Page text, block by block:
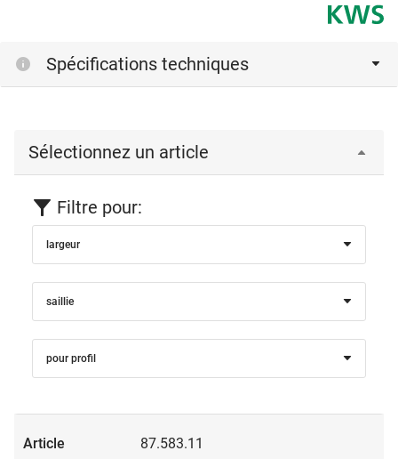
Spécifications techniques
Sélectionnez un article
Filtre pour:
largeur
saillie
pour profil
87.583.11